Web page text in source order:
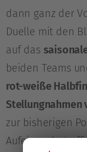
dann ganz der
Duelle mit den
auf das
beiden Teams
rot-weiße
Stellungnahmen
zur bisherigen